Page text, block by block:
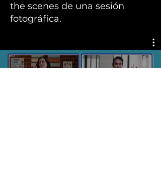
the scenes de una sesión
fotográfica.